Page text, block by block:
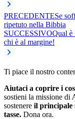
PRECEDENTESe
ripetuto nella Bibbia
SUCCESSIVOQual è
chi è al margine!
Ti piace il nostro
Aiutaci a coprire i
sostieni la missione di
sostenere il principale
tasse. Dona ora.